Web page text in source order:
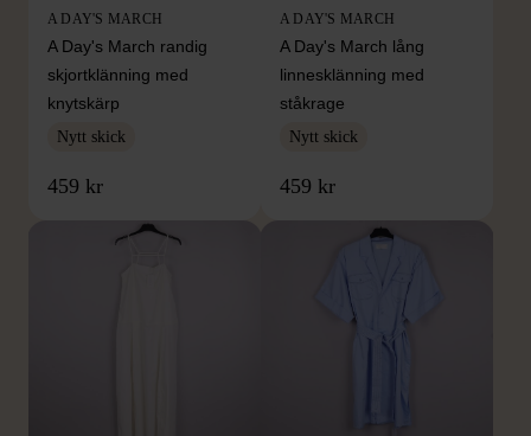
A DAY'S MARCH
A Day's March randig
skjortklänning med
knytskärp
Nytt skick
459 kr
A DAY'S MARCH
A Day's March lång
linnesklänning med
ståkrage
Nytt skick
459 kr